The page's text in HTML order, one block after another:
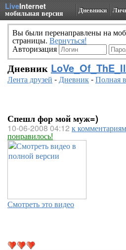
LiveInternet
мобильная версия Дневники
Вы были перенаправлены на
страницы. Вернуться!
Авторизация
Дневник
Лента друзей -Дневник-Полная
Спешл фор мой муж=)
10-06-2008 04:12 к комментариям
понравилось!
Смотреть это видео